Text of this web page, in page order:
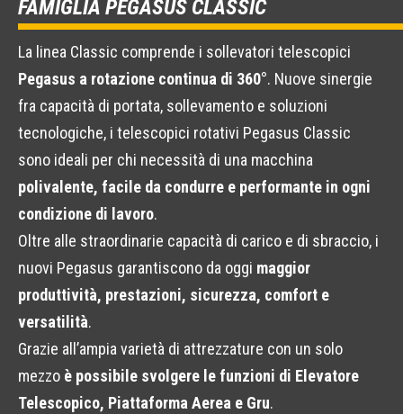
FAMIGLIA PEGASUS CLASSIC
La linea Classic comprende i sollevatori telescopici
Pegasus a rotazione continua di 360°. Nuove sinergie
fra capacità di portata, sollevamento e soluzioni
tecnologiche, i telescopici rotativi Pegasus Classic
sono ideali per chi necessità di una macchina
polivalente, facile da condurre e performante in ogni
condizione di lavoro.
Oltre alle straordinarie capacità di carico e di sbraccio, i
nuovi Pegasus garantiscono da oggi maggior
produttività, prestazioni, sicurezza, comfort e
versatilità.
Grazie all’ampia varietà di attrezzature con un solo
mezzo è possibile svolgere le funzioni di Elevatore
Telescopico, Piattaforma Aerea e Gru.